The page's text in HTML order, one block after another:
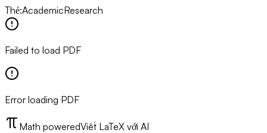
Thẻ:AcademicResearch
Failed to load PDF
Error loading PDF
Math poweredViết LaTeX với AI